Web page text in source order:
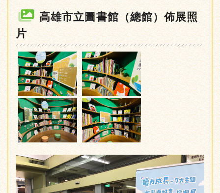
高雄市立圖書館（總館）佈展照
片